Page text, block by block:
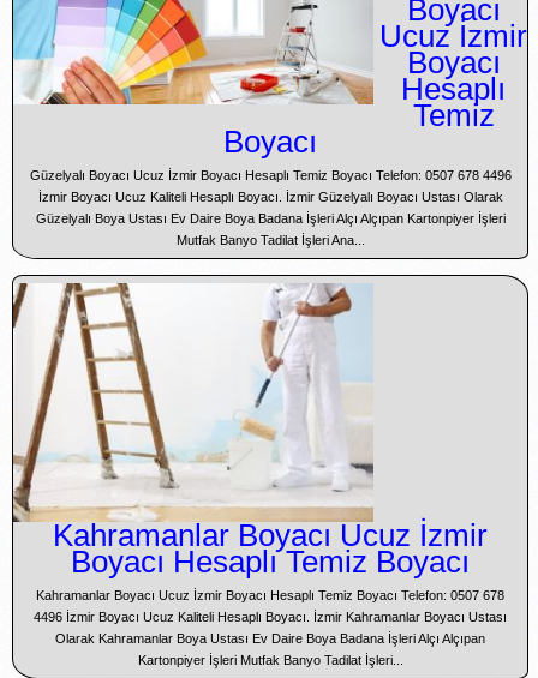
Boyacı
Ucuz İzmir
Boyacı
Hesaplı
Temiz
Boyacı
Güzelyalı Boyacı Ucuz İzmir Boyacı Hesaplı Temiz Boyacı Telefon: 0507 678 4496
İzmir Boyacı Ucuz Kaliteli Hesaplı Boyacı. İzmir Güzelyalı Boyacı Ustası Olarak
Güzelyalı Boya Ustası Ev Daire Boya Badana İşleri Alçı Alçıpan Kartonpiyer İşleri
Mutfak Banyo Tadilat İşleri Ana...
Kahramanlar Boyacı Ucuz İzmir
Boyacı Hesaplı Temiz Boyacı
Kahramanlar Boyacı Ucuz İzmir Boyacı Hesaplı Temiz Boyacı Telefon: 0507 678
4496 İzmir Boyacı Ucuz Kaliteli Hesaplı Boyacı. İzmir Kahramanlar Boyacı Ustası
Olarak Kahramanlar Boya Ustası Ev Daire Boya Badana İşleri Alçı Alçıpan
Kartonpiyer İşleri Mutfak Banyo Tadilat İşleri...